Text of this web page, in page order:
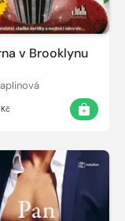
v Brooklynu
Kč